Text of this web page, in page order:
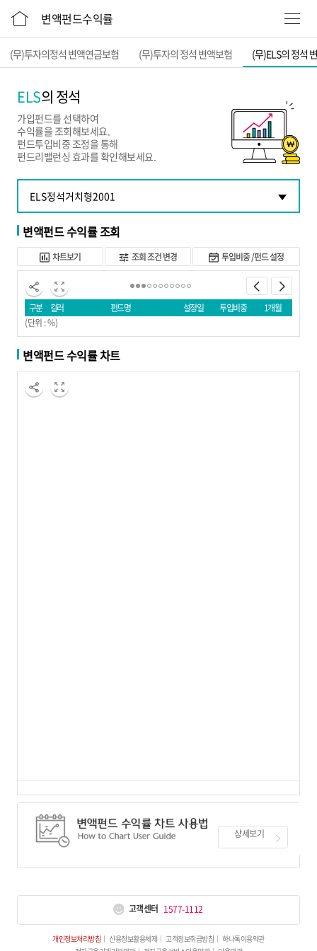
변액펀드수익률
(무)투자의정석 변액연금보험 (무)투자의 정석 변액보험 (무)ELS의 정석
ELS의 정석
가입펀드를 선택하여
수익률을 조회해보세요.
펀드투입비중 조정을 통해
펀드리밸런싱 효과를 확인해보세요.
변액펀드 수익률 조회
차트보기 조회 조건 변경 투입비중 /펀드 설정
구분 컬러 펀드명 설정일 투입비중
1개월
(단위 : %)
변액펀드 수익률 차트
상세보기
고객센터 1577-1112
개인정보처리방침 신용정보활용체제 고객정보취급방침
하나톡이용약관